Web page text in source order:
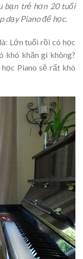
bạn trẻ hơn 20 tuổi
dạy Piano để học.
Lớn tuổi rồi có học
khó khăn gì không?
Piano sẽ rất khó